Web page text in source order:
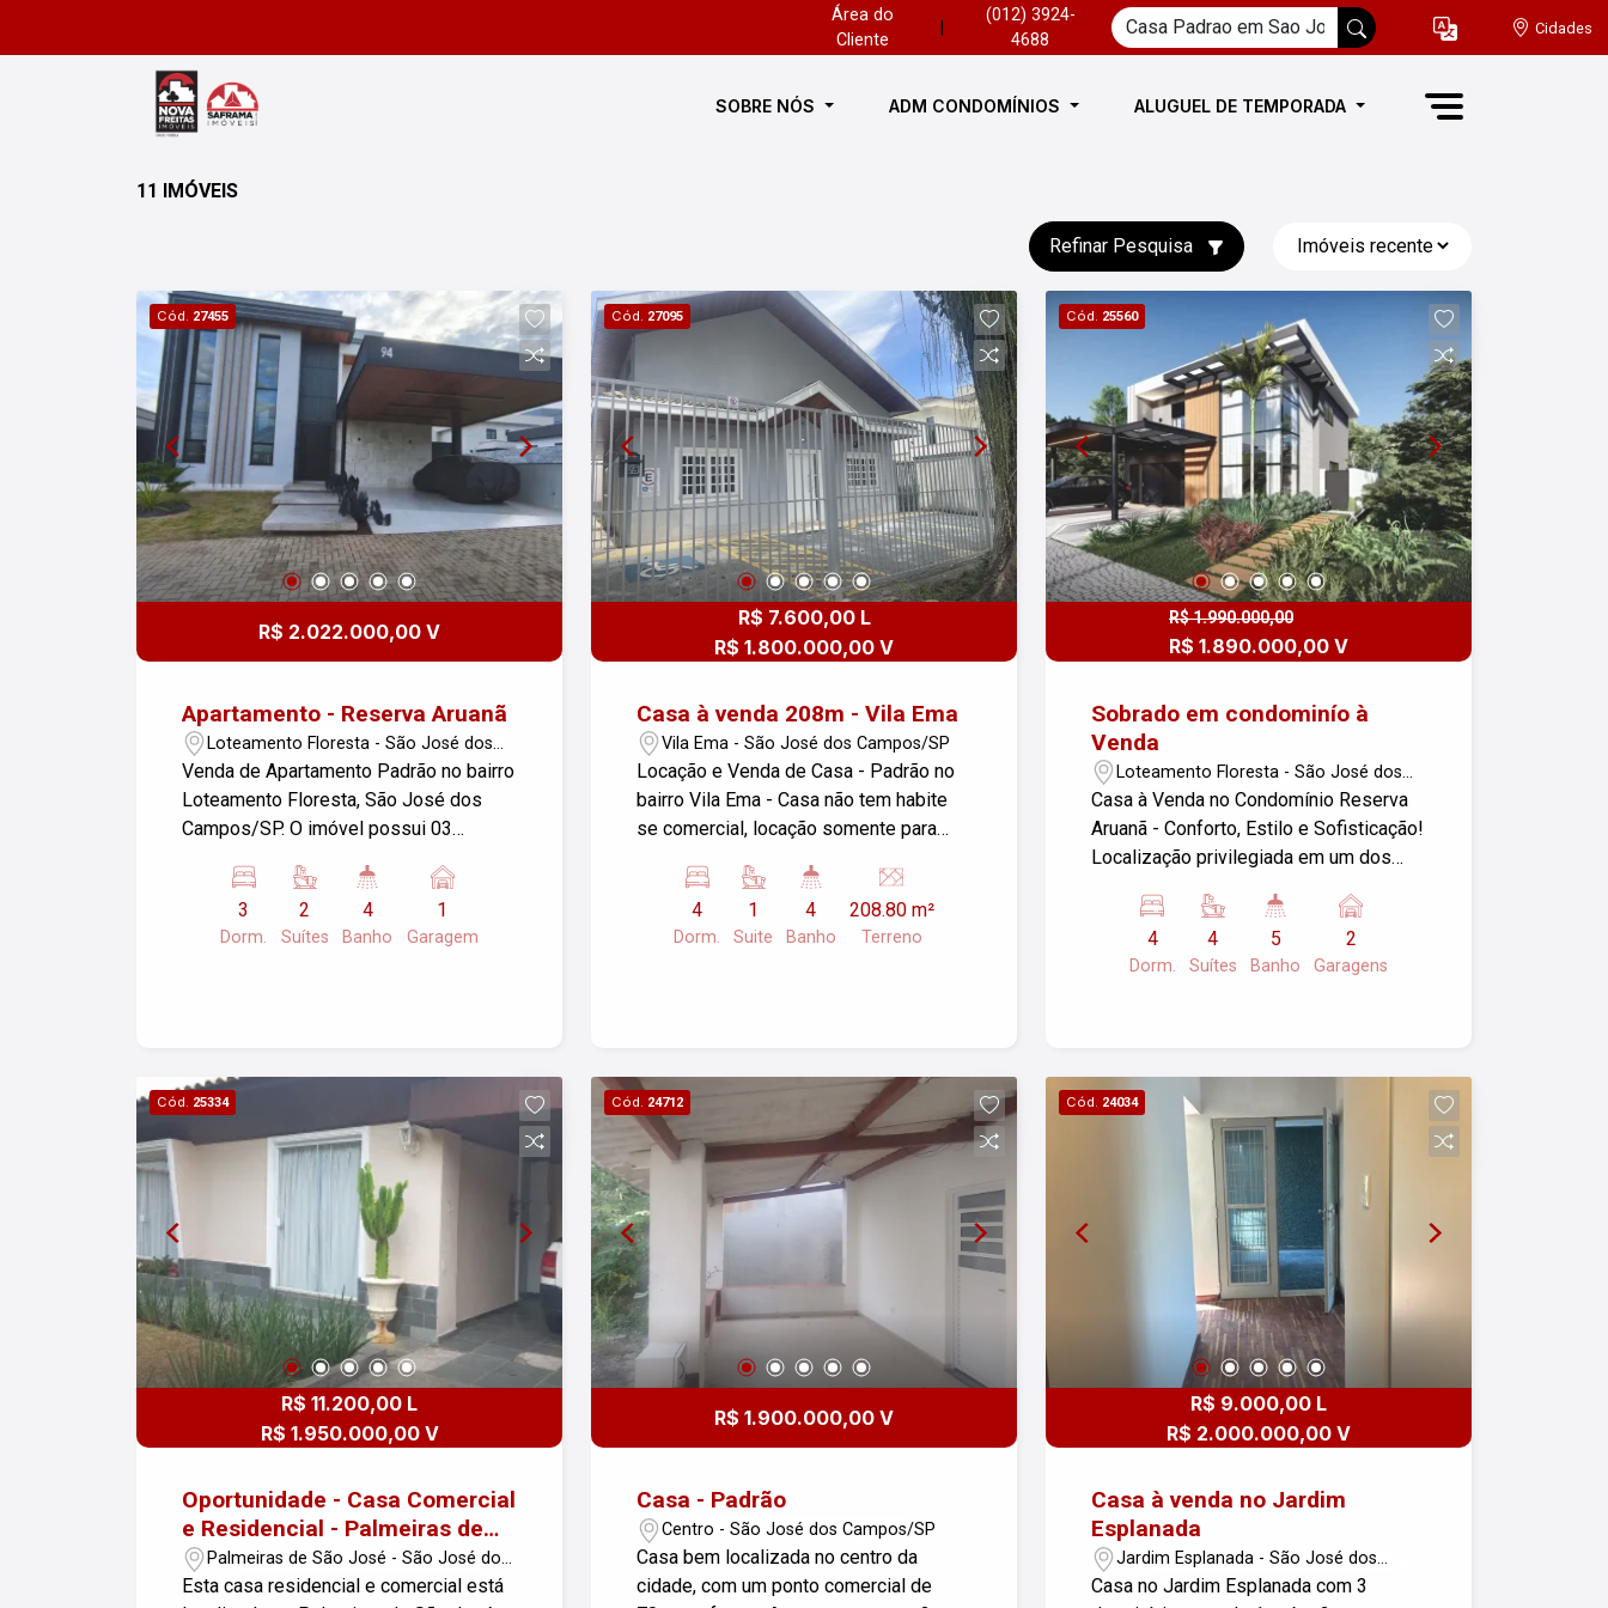
Área do
Cliente
(012) 3924-
4688
Cidades
SOBRE NÓS ADM CONDOMÍNIOS ALUGUEL DE TEMPORADA
11 IMÓVEIS
Refinar Pesquisa
Cód. 27455
R$ 2.022.000,00 V
Apartamento - Reserva Aruanã
Loteamento Floresta - São José dos
Campos/SP
Venda de Apartamento Padrão no bairro
Loteamento Floresta, São José dos
Campos/SP. O imóvel possui 03
área útil de 237,00 m². Essa é uma
ótima oportunidade para quem busca
conforto e espaço em uma localização
3
Dorm.
2
Suítes
4
Banho
1
Garagem
Cód. 27095
R$ 7.600,00 L
R$ 1.800.000,00 V
Casa à venda 208m - Vila Ema
Vila Ema - São José dos Campos/SP
Locação e Venda de Casa - Padrão no
bairro Vila Ema - Casa não tem habite
se comercial, locação somente para
suíte - Banheiro: 04 - Lavabo - Sala: 03 -
Área de serviço - Cozinha - Ar
condicionado: 03 - Garagens: 00 - Área
entre em contato!
4
Dorm.
1
Suite
4
Banho
208.80 m²
Terreno
Cód. 25560
R$ 1.990.000,00
R$ 1.890.000,00 V
Sobrado em condominío à
Venda
Loteamento Floresta - São José dos
Campos/SP
Casa à Venda no Condomínio Reserva
Aruanã - Conforto, Estilo e Sofisticação!
Localização privilegiada em um dos
cidade! Casa em construção: Área
construída: 250m² 4 suítes amplas, com
excelente iluminação natural
Ambientes integrados, modernos e
funcionais Cozinha, sala,quartos com
ótimo acabamento! Condomínio com
infraestrutura completa, segurança 24h.
4
Dorm.
4
Suítes
5
Banho
2
Garagens
Cód. 25334
R$ 11.200,00 L
R$ 1.950.000,00 V
Oportunidade - Casa Comercial
e Residencial - Palmeiras de
São José - 625m².
Palmeiras de São José - São José dos
Campos/SP
Esta casa residencial e comercial está
Cód. 24712
R$ 1.900.000,00 V
Casa - Padrão
Centro - São José dos Campos/SP
Casa bem localizada no centro da
cidade, com um ponto comercial de
Cód. 24034
R$ 9.000,00 L
R$ 2.000.000,00 V
Casa à venda no Jardim
Esplanada
Jardim Esplanada - São José dos
Campos/SP
Casa no Jardim Esplanada com 3